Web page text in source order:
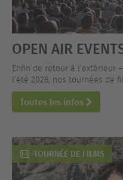
OPEN AIR
Enfin de retour à l’extérieur
l’été 2026, nos tournées de
Toutes les infos
TOURNÉE DE FILMS